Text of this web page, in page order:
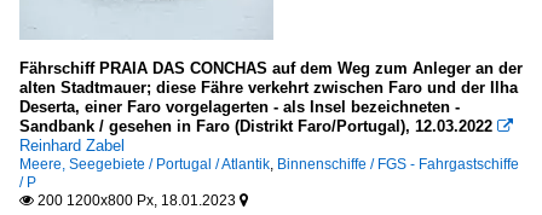
Kreuzfahrt-/ Passagierschiffe
AIDA ...
M
R
Fährschiff PRAIA DAS CONCHAS auf dem Weg zum Anleger an der
alten Stadtmauer; diese Fähre verkehrt zwischen Faro und der Ilha
Deserta, einer Faro vorgelagerten - als Insel bezeichneten -
Sandbank / gesehen in Faro (Distrikt Faro/Portugal), 12.03.2022 
Reinhard Zabel
Meere, Seegebiete / Portugal / Atlantik, Binnenschiffe / FGS - Fahrgastschiffe
/ P
 200 1200x800 Px, 18.01.2023 